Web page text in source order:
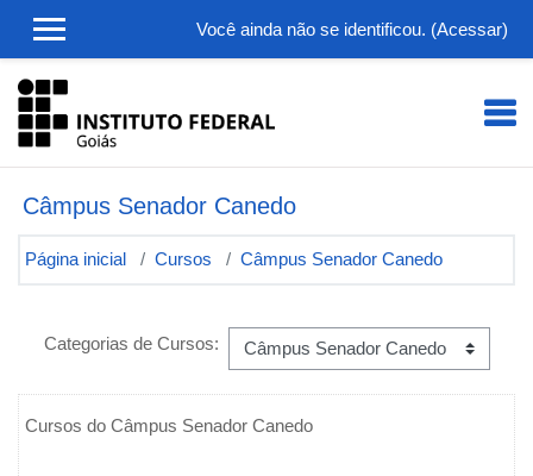
Você ainda não se identificou. (Acessar)
Câmpus Senador Canedo
Página inicial Cursos Câmpus Senador Canedo
Categorias de Cursos:
Cursos do Câmpus Senador Canedo